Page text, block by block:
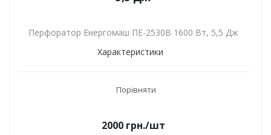
Перфоратор Енергомаш ПЕ-2530В 1600 Вт, 5,5 Дж
Характеристики
Порівняти
2000 грн./шт